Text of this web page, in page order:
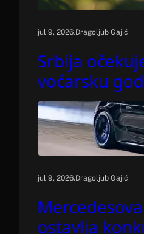
jul 9, 2026.Dragoljub Gajić
Srbija
voćarsku
jul 9, 2026.Dragoljub Gajić
ostavlja